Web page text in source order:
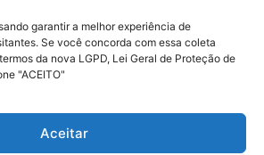
garantir a melhor experiência de
Se você concorda com essa coleta
da nova LGPD, Lei Geral de Proteção de
"ACEITO"
Aceitar